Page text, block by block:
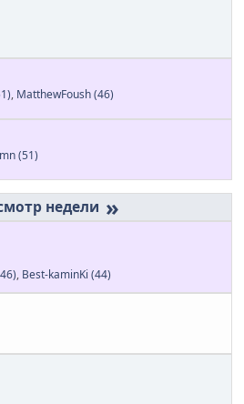
, MatthewFoush(46)
(51)
»
, Best-kaminKi (44)